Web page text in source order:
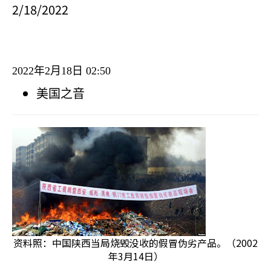
2/18/2022
2022年2月 18 日 02:50
美国之音
资料照：中国陕西当局烧毁没收的假冒伪劣产品。（2002
年3月14日）